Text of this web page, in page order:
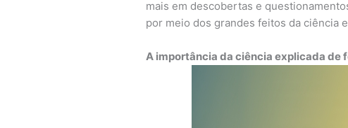
mais em descobertas e
por meio dos grandes feitos da ciência
A importância da ciência explicada de